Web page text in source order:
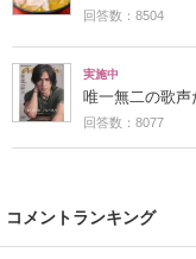
回答数：8504
実施中
唯一無二の歌声
回答数：8077
コメントランキング